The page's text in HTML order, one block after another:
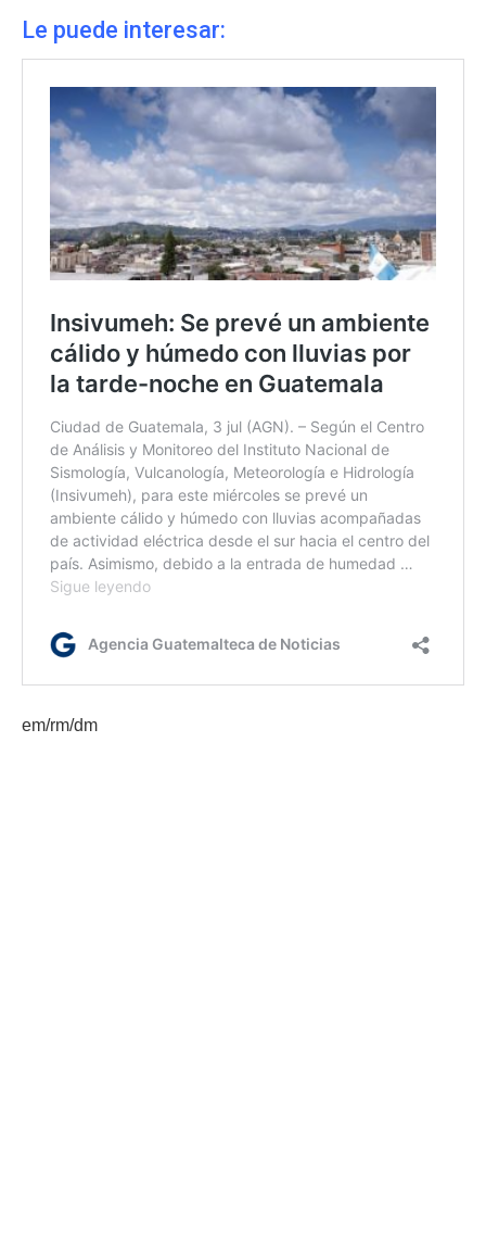
Le puede interesar:
em/rm/dm